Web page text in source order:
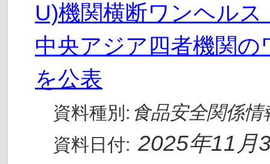
U)機関横断ワンヘル
中央アジア四者機関
を公表
資料種別: 食品安全関係情
資料日付: 2025年11月